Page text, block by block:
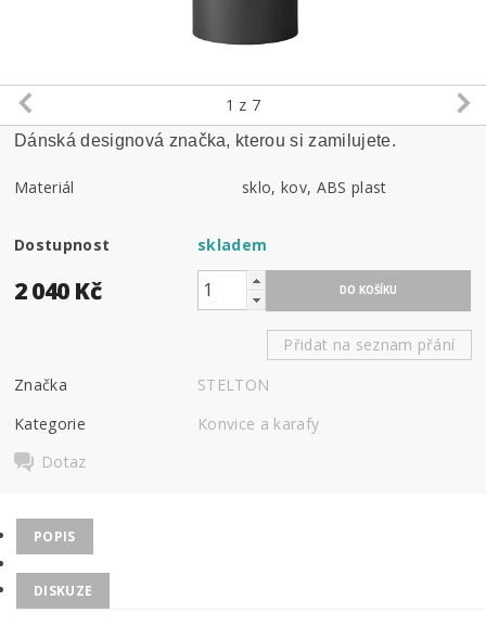
1 z 7
Dánská designová značka, kterou si zamilujete.
Materiál sklo, kov, ABS plast
Dostupnost skladem
2 040 Kč
Přidat na seznam přání
Značka
STELTON
Kategorie
Konvice a karafy
Dotaz
POPIS
DISKUZE